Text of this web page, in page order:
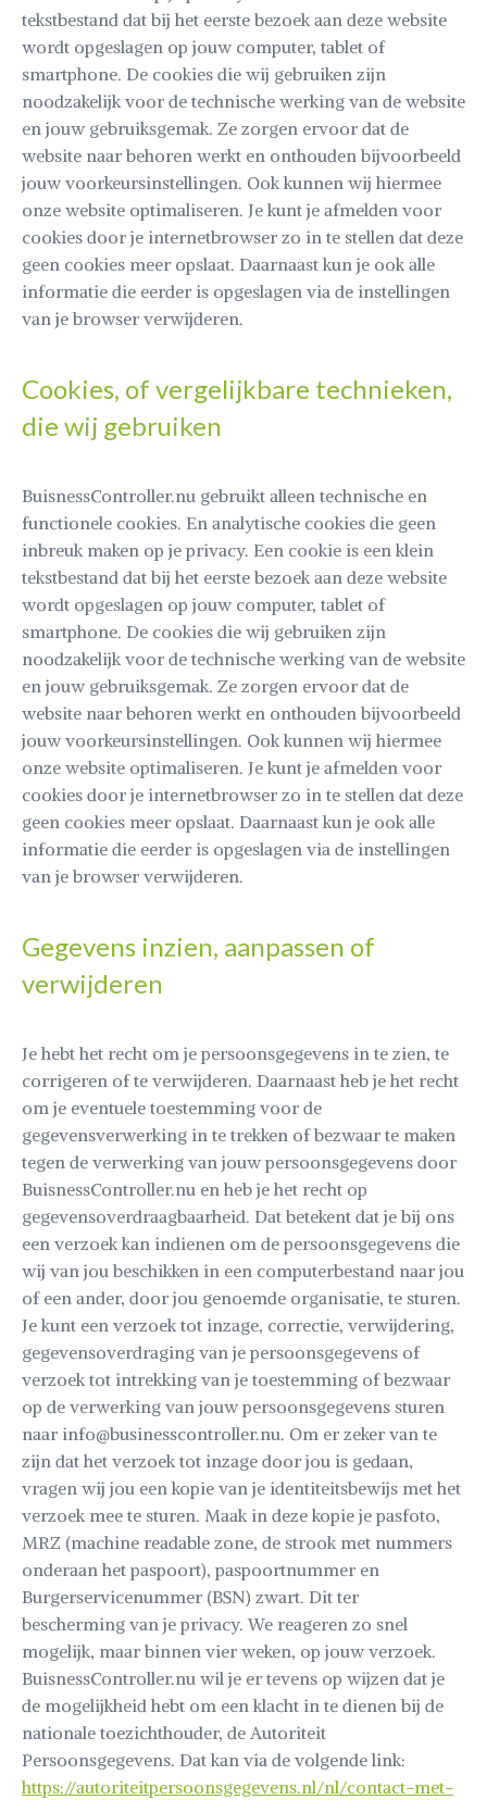
tekstbestand dat bij het eerste bezoek aan deze website
wordt opgeslagen op jouw computer, tablet of
smartphone. De cookies die wij gebruiken zijn
noodzakelijk voor de technische werking van de website
en jouw gebruiksgemak. Ze zorgen ervoor dat de
website naar behoren werkt en onthouden bijvoorbeeld
jouw voorkeursinstellingen. Ook kunnen wij hiermee
onze website optimaliseren. Je kunt je afmelden voor
cookies door je internetbrowser zo in te stellen dat deze
geen cookies meer opslaat. Daarnaast kun je ook alle
informatie die eerder is opgeslagen via de instellingen
van je browser verwijderen.
Cookies, of vergelijkbare technieken,
die wij gebruiken
BuisnessController.nu gebruikt alleen technische en
functionele cookies. En analytische cookies die geen
inbreuk maken op je privacy. Een cookie is een klein
tekstbestand dat bij het eerste bezoek aan deze website
wordt opgeslagen op jouw computer, tablet of
smartphone. De cookies die wij gebruiken zijn
noodzakelijk voor de technische werking van de website
en jouw gebruiksgemak. Ze zorgen ervoor dat de
website naar behoren werkt en onthouden bijvoorbeeld
jouw voorkeursinstellingen. Ook kunnen wij hiermee
onze website optimaliseren. Je kunt je afmelden voor
cookies door je internetbrowser zo in te stellen dat deze
geen cookies meer opslaat. Daarnaast kun je ook alle
informatie die eerder is opgeslagen via de instellingen
van je browser verwijderen.
Gegevens inzien, aanpassen of
verwijderen
Je hebt het recht om je persoonsgegevens in te zien, te
corrigeren of te verwijderen. Daarnaast heb je het recht
om je eventuele toestemming voor de
gegevensverwerking in te trekken of bezwaar te maken
tegen de verwerking van jouw persoonsgegevens door
BuisnessController.nu en heb je het recht op
gegevensoverdraagbaarheid. Dat betekent dat je bij ons
een verzoek kan indienen om de persoonsgegevens die
wij van jou beschikken in een computerbestand naar jou
of een ander, door jou genoemde organisatie, te sturen.
Je kunt een verzoek tot inzage, correctie, verwijdering,
gegevensoverdraging van je persoonsgegevens of
verzoek tot intrekking van je toestemming of bezwaar
op de verwerking van jouw persoonsgegevens sturen
naar info@businesscontroller.nu. Om er zeker van te
zijn dat het verzoek tot inzage door jou is gedaan,
vragen wij jou een kopie van je identiteitsbewijs met het
verzoek mee te sturen. Maak in deze kopie je pasfoto,
MRZ (machine readable zone, de strook met nummers
onderaan het paspoort), paspoortnummer en
Burgerservicenummer (BSN) zwart. Dit ter
bescherming van je privacy. We reageren zo snel
mogelijk, maar binnen vier weken, op jouw verzoek.
BuisnessController.nu wil je er tevens op wijzen dat je
de mogelijkheid hebt om een klacht in te dienen bij de
nationale toezichthouder, de Autoriteit
Persoonsgegevens. Dat kan via de volgende link:
https://autoriteitpersoonsgegevens.nl/nl/contact-met-